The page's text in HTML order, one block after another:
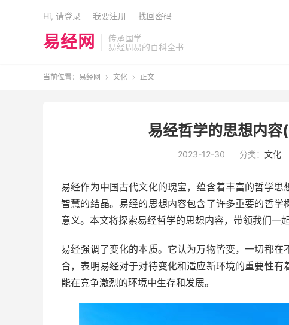
易经网
传承国学
易经周易的百科全书
Hi, 请登录 我要注册 找回密码
当前位置： 易经网  文化  正文
易经哲学的思想内
2023-12-30 分类： 文化
易经作为中国古代文化的瑰宝，蕴含着丰富的哲学
智慧的结晶。易经的思想内容包含了许多重要的哲
意义。本文将探索易经哲学的思想内容，带领我们一
易经强调了变化的本质。它认为万物皆变，一切都
合，表明易经对于对待变化和适应新环境的重要性
能在竞争激烈的环境中生存和发展。